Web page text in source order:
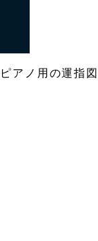
アノ用の運指